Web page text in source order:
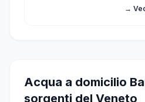
→
Acqua a domicilio
sorgenti del Veneto